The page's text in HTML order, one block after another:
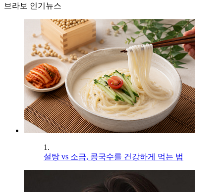
브라보 인기뉴스
1.
설탕 vs 소금, 콩국수를 건강하게 먹는 법